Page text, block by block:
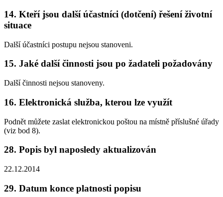
14. Kteří jsou další účastníci (dotčení) řešení životní
situace
Další účastníci postupu nejsou stanoveni.
15. Jaké další činnosti jsou po žadateli požadovány
Další činnosti nejsou stanoveny.
16. Elektronická služba, kterou lze využít
Podnět můžete zaslat elektronickou poštou na místně příslušné úřady
(viz bod 8).
28. Popis byl naposledy aktualizován
22.12.2014
29. Datum konce platnosti popisu